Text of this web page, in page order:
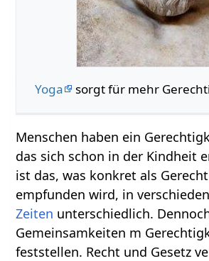
Yoga sorgt für mehr
Menschen haben ein
das sich schon in der Kindheit
ist das, was konkret als
empfunden wird, in
Zeiten unterschiedlich.
Gemeinsamkeiten m
feststellen. Recht und Gesetz